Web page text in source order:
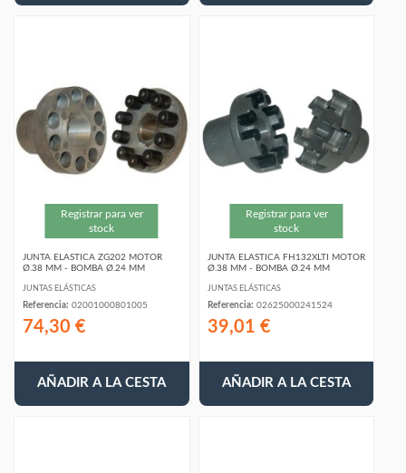
Registrar para ver
stock
JUNTA ELASTICA ZG202 MOTOR
Ø.38 MM - BOMBA Ø.24 MM
JUNTAS ELÁSTICAS
Referencia: 02001000801005
74,30 €
AÑADIR A LA CESTA
Registrar para ver
stock
JUNTA ELASTICA FH132XLTI MOTOR
Ø.38 MM - BOMBA Ø.24 MM
JUNTAS ELÁSTICAS
Referencia: 02625000241524
39,01 €
AÑADIR A LA CESTA